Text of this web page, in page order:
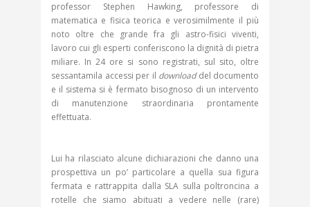
professor Stephen Hawking, professore di
matematica e fisica teorica e verosimilmente il più
noto oltre che grande fra gli astro-fisici viventi,
lavoro cui gli esperti conferiscono la dignità di pietra
miliare. In 24 ore si sono registrati, sul sito, oltre
sessantamila accessi per il downloaddel documento
e il sistema si è fermato bisognoso di un intervento
di manutenzione straordinaria prontamente
effettuata.
Lui ha rilasciato alcune dichiarazioni che danno una
prospettiva un po’ particolare a quella sua figura
fermata e rattrappita dalla SLA sulla poltroncina a
rotelle che siamo abituati a vedere nelle (rare)